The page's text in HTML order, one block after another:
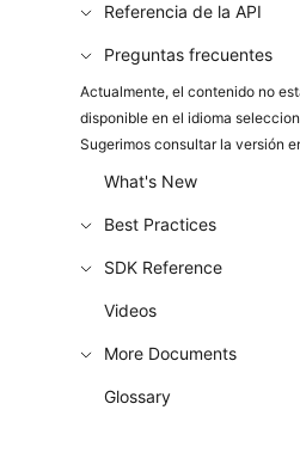
Referencia de la API
Preguntas frecuentes
Actualmente, el contenido no
disponible en el idioma
Sugerimos consultar la versión
What's New
Best Practices
SDK Reference
Videos
More Documents
Glossary